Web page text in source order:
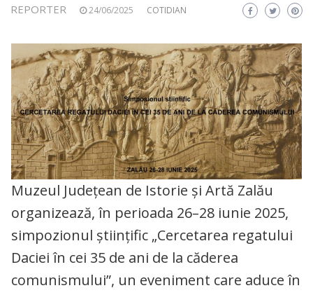
REPORTER 24/06/2025 COTIDIAN
Muzeul Județean de Istorie și Artă Zalău
organizează, în perioada 26–28 iunie 2025,
simpozionul științific „Cercetarea regatului
Daciei în cei 35 de ani de la căderea
comunismului”, un eveniment care aduce în